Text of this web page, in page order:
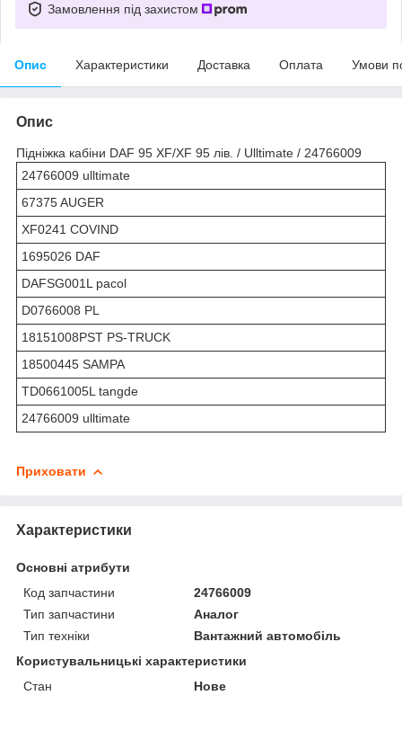
Замовлення під захистом
Опис Характеристики Доставка Оплата Умови
Опис
Підніжка кабіни DAF 95 XF/XF 95 лів. / Ulltimate / 24766009
24766009 ulltimate
67375 AUGER
XF0241 COVIND
1695026 DAF
DAFSG001L pacol
D0766008 PL
18151008PST PS-TRUCK
18500445 SAMPA
TD0661005L tangde
24766009 ulltimate
Приховати
Характеристики
Основні атрибути
Код запчастини
24766009
Тип запчастини
Аналог
Тип техніки
Вантажний автомобіль
Користувальницькі характеристики
Стан
Нове